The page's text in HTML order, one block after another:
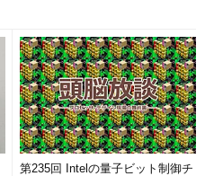
第235回 Intelの量子ビット制御チ